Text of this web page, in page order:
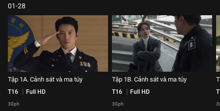
01-28
Tập 1A. Cảnh sát và ma túy
T16 Full HD
30ph
Tập 1B. Cảnh sát và ma túy
T16 Full HD
30ph